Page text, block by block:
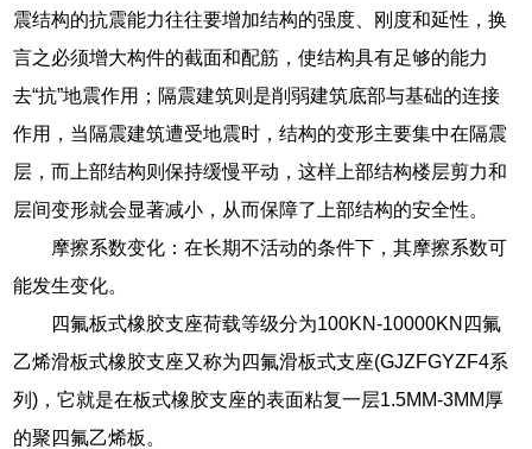
震结构的抗震能力往往要增加结构的强度、刚度和延性，换
言之必须增大构件的截面和配筋，使结构具有足够的能力
去“抗”地震作用；隔震建筑则是削弱建筑底部与基础的连接
作用，当隔震建筑遭受地震时，结构的变形主要集中在隔震
层，而上部结构则保持缓慢平动，这样上部结构楼层剪力和
层间变形就会显著减小，从而保障了上部结构的安全性。
摩擦系数变化：在长期不活动的条件下，其摩擦系数可
能发生变化。
四氟板式橡胶支座荷载等级分为100KN-10000KN四氟
乙烯滑板式橡胶支座又称为四氟滑板式支座(GJZFGYZF4系
列)，它就是在板式橡胶支座的表面粘复一层1.5MM-3MM厚
的聚四氟乙烯板。